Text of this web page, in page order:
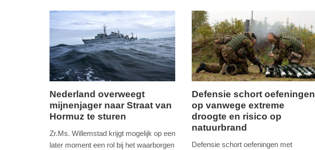
2026
18:16
2026
19:11
woensdag,
27.
Nederland overweegt
mijnenjager naar Straat van
Hormuz te sturen
Zr.Ms. Willemstad krijgt mogelijk op een
later moment een rol bij het waarborgen
dinsdag,
26.
mei
2026
Defensie schort oefeningen
op vanwege extreme
droogte en risico op
natuurbrand
Defensie schort oefeningen met